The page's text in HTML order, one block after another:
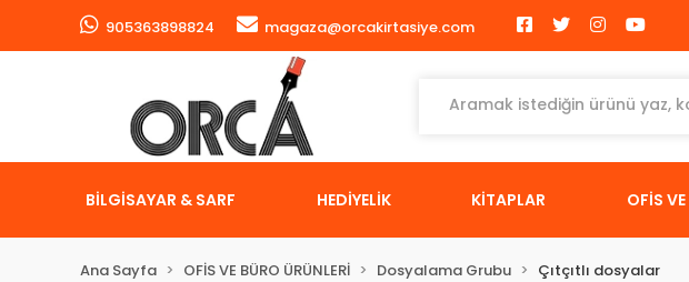
905363898824 magaza@orcakirtasiye.com
BİLGİSAYAR & SARF HEDİYELİK KİTAPLAR OFİS
Ana Sayfa OFİS VE BÜRO ÜRÜNLERİ Dosyalama Grubu Çıtçıtlı dosyalar